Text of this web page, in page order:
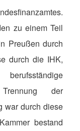
zu einem Teil
Preußen durch
durch die IHK,
der
war durch diese
bestand